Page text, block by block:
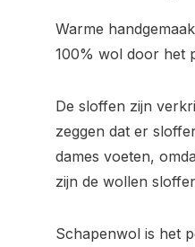
Warme
100% wol door het
De sloffen zijn
zeggen dat er
dames voeten,
zijn de wollen
Schapenwol is het